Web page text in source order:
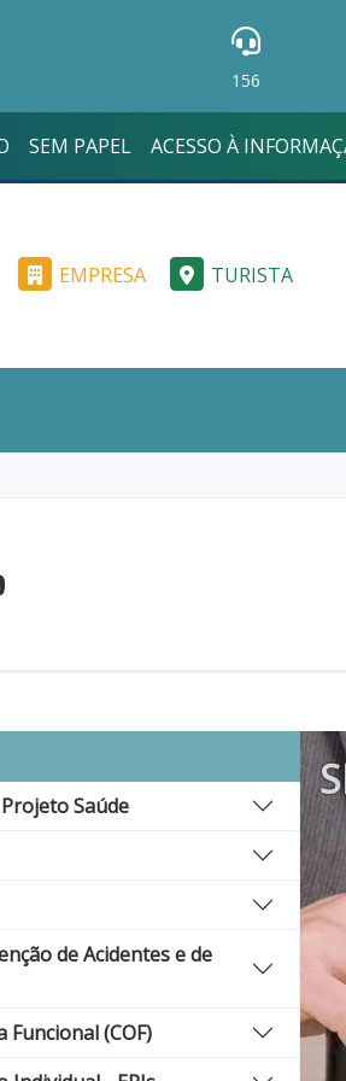
156
SEM PAPEL ACESSO À
EMPRESA TURISTA
Saúde
de Acidentes e de
Funcional (COF)